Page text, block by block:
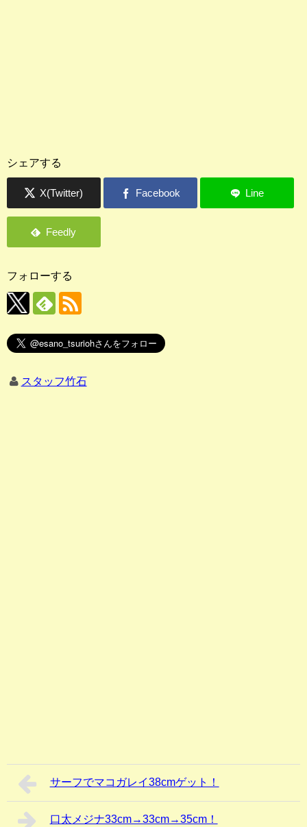
シェアする
フォローする
スタッフ竹石
サーフでマコガレイ38cmゲット！
口太メジナ33cm→33cm→35cm！